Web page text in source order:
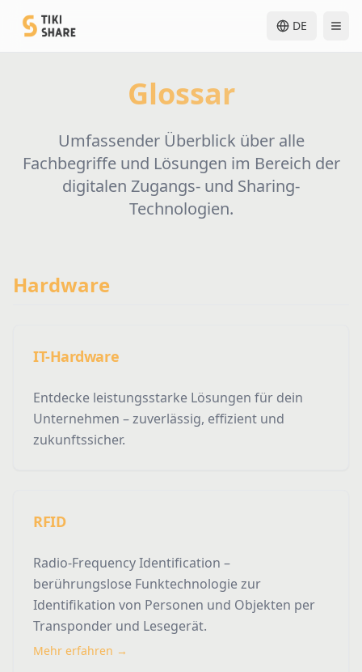
DE
Glossar
Umfassender Überblick über alle
Fachbegriffe und Lösungen im Bereich der
digitalen Zugangs- und Sharing-
Technologien.
Hardware
IT-Hardware
Entdecke leistungsstarke Lösungen für dein
Unternehmen – zuverlässig, effizient und
zukunftssicher.
RFID
Radio-Frequency Identification –
berührungslose Funktechnologie zur
Identifikation von Personen und Objekten per
Transponder und Lesegerät.
Mehr erfahren →